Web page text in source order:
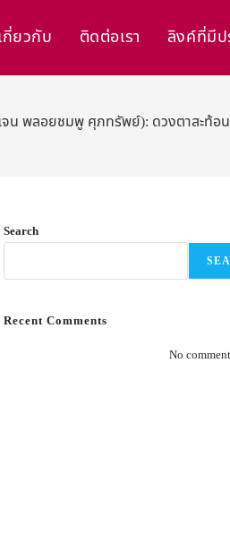
กี่ยวกับ ติดต่อเรา ลิงค์ที่มีป
จน พลอยชมพู ศุภทรัพย์): ดวงตาสะท้อ
Search
Recent Comments
No